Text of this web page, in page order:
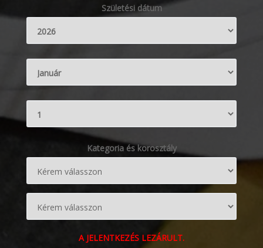
Születési dátum
Kategoria és korosztály
A JELENTKEZÉS LEZÁRULT.